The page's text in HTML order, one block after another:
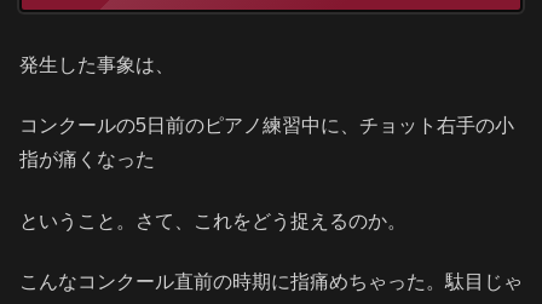
発生した事象は、
コンクールの5日前のピアノ練習中に、チョット右手の小
指が痛くなった
ということ。さて、これをどう捉えるのか。
こんなコンクール直前の時期に指痛めちゃった。駄目じゃ